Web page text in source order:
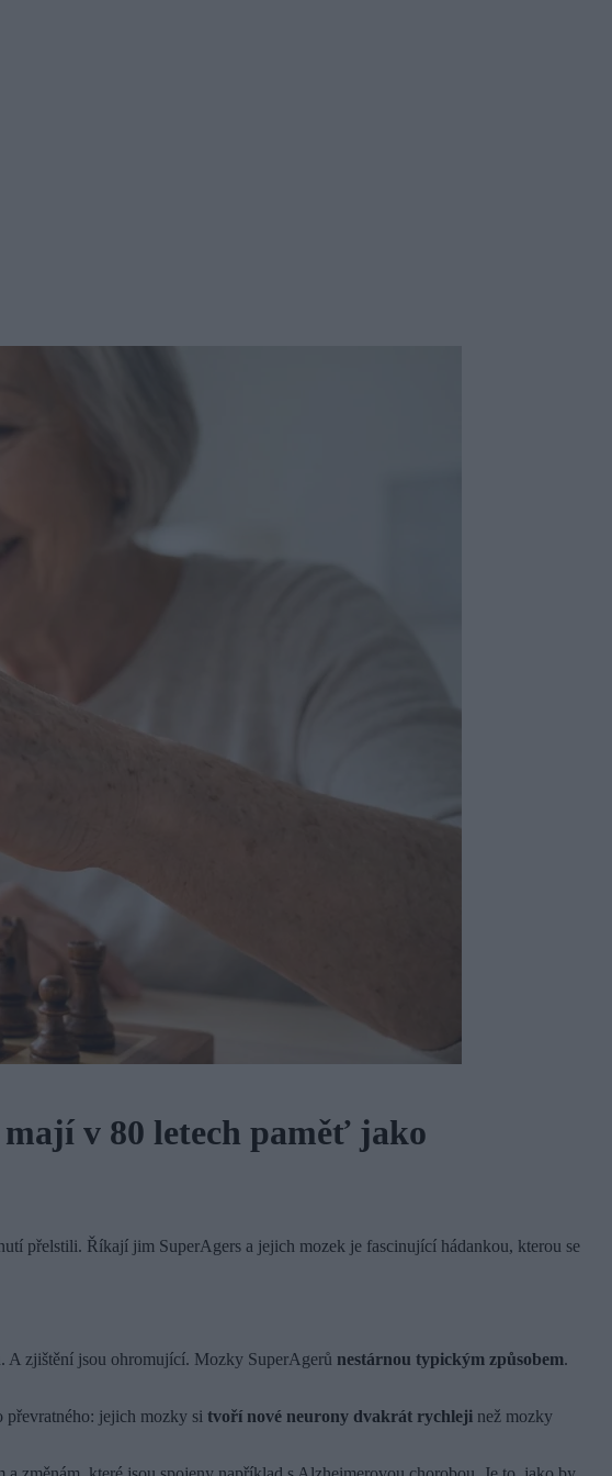
v 80 letech paměť jako
přelstili. Říkají jim SuperAgers a jejich mozek je fascinující hádankou, kterou se
A zjištění jsou ohromující. Mozky SuperAgerů nestárnou typickým způsobem.
převratného: jejich mozky si tvoří nové neurony dvakrát rychleji než mozky